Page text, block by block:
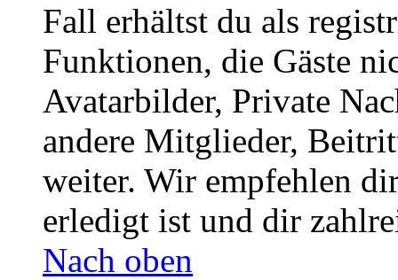
Fall erhältst du als
Funktionen, die Gäste
Avatarbilder, Private
andere Mitglieder,
weiter. Wir empfehlen
erledigt ist und dir
Nach oben